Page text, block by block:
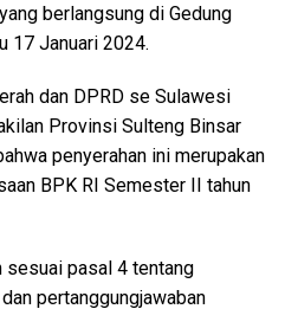
berlangsung di Gedung
17 Januari 2024.
dan DPRD se Sulawesi
Provinsi Sulteng Binsar
penyerahan ini merupakan
BPK RI Semester II tahun
sesuai pasal 4 tentang
pertanggungjawaban